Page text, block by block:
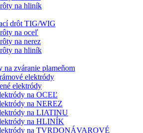
na hliník
drôt TIG/WIG
na oceľ
na nerez
na hliník
na zváranie plameňom
elektródy
elektródy
na OCEĽ
na NEREZ
na LIATINU
na HLINÍK
na TVRDONÁVAROVÉ